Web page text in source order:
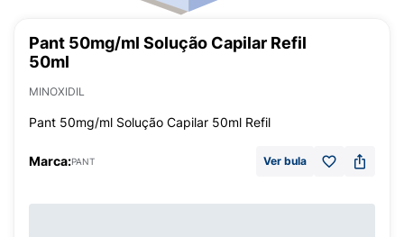
Pant 50mg/ml Solução Capilar Refil
50ml
MINOXIDIL
Pant 50mg/ml Solução Capilar 50ml Refil
Marca:PANT Ver bula